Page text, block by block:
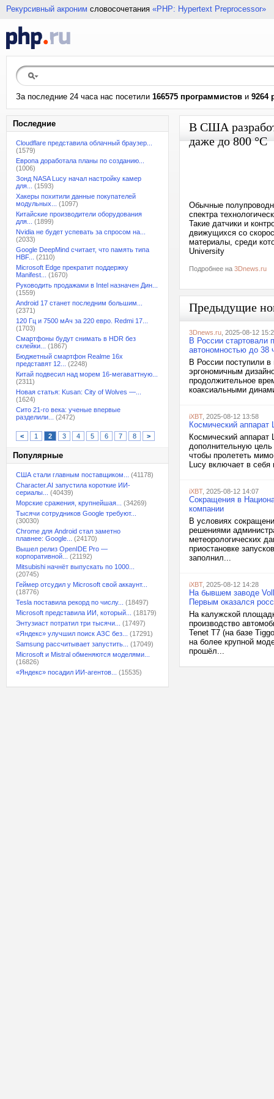
Рекурсивный акроним словосочетания «PHP: Hypertext Preprocessor»
За последние 24 часа нас посетили 166575 программистов и 9264
Последние
Cloudflare представила облачный браузер...
(1579)
Европа доработала планы по созданию...
(1006)
Зонд NASA Lucy начал настройку камер
для...
(1593)
Хакеры похитили данные покупателей
модульных...
(1097)
Китайские производители оборудования
для...
(1899)
Nvidia не будет успевать за спросом на...
(2033)
Google DeepMind считает, что память типа
HBF...
(2110)
Microsoft Edge прекратит поддержку
Manifest...
(1670)
Руководить продажами в Intel назначен Дин...
(1559)
Android 17 станет последним большим...
(2371)
120 Гц и 7500 мАч за 220 евро. Redmi 17...
(1703)
Смартфоны будут снимать в HDR без
склейки...
(1867)
Бюджетный смартфон Realme 16x
представят 12...
(2248)
Китай подвесил над морем 16-мегаваттную...
(2311)
Новая статья: Kusan: City of Wolves —...
(1624)
Сито 21-го века: ученые впервые
разделили...
(2472)
< 1 2 3 4 5 6 7 8 >
Популярные
США стали главным поставщиком...
(41178)
Character.AI запустила короткие ИИ-
сериалы...
(40439)
Морские сражения, крупнейшая...
(34269)
Тысячи сотрудников Google требуют...
(30030)
Chrome для Android стал заметно
плавнее: Google...
(24170)
Вышел релиз OpenIDE Pro —
корпоративной...
(21192)
Mitsubishi начнёт выпускать по 1000...
(20745)
Геймер отсудил у Microsoft свой аккаунт...
(18776)
Tesla поставила рекорд по числу...
(18497)
Microsoft представила ИИ, который...
(18179)
Энтузиаст потратил три тысячи...
(17497)
«Яндекс» улучшил поиск АЗС без...
(17291)
Samsung рассчитывает запустить...
(17049)
Microsoft и Mistral обменяются моделями...
(16826)
«Яндекс» посадил ИИ-агентов...
(15535)
В США
даже до 800 °C
Обычные
спектра
Такие датчики и
движущихся со
материалы, среди
University
Подробнее на 3Dnews.ru
Предыдущие
3Dnews.ru , 2025-08-12
В России
автономностью до 38
В России поступили
эргономичным
продолжительное
коаксиальными
iXBT, 2025-08-12 13:58
Космический
Космический
дополнительную цель
чтобы пролететь
Lucy включает в себя
iXBT, 2025-08-12 14:07
Сокращения в
компании
В условиях
решениями
метеорологических
приостановке
заполнил...
iXBT, 2025-08-12 14:28
На бывшем заводе
Первым оказался
На калужской
производство
Tenet T7 (на базе
на более крупной
прошёл...